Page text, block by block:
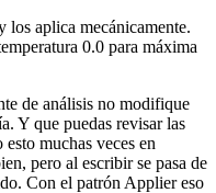
los aplica mecánicamente.
0.0 para máxima
de análisis no modifique
Y que puedas revisar las
muchas veces en
pero al escribir se pasa de
Con el patrón Applier eso